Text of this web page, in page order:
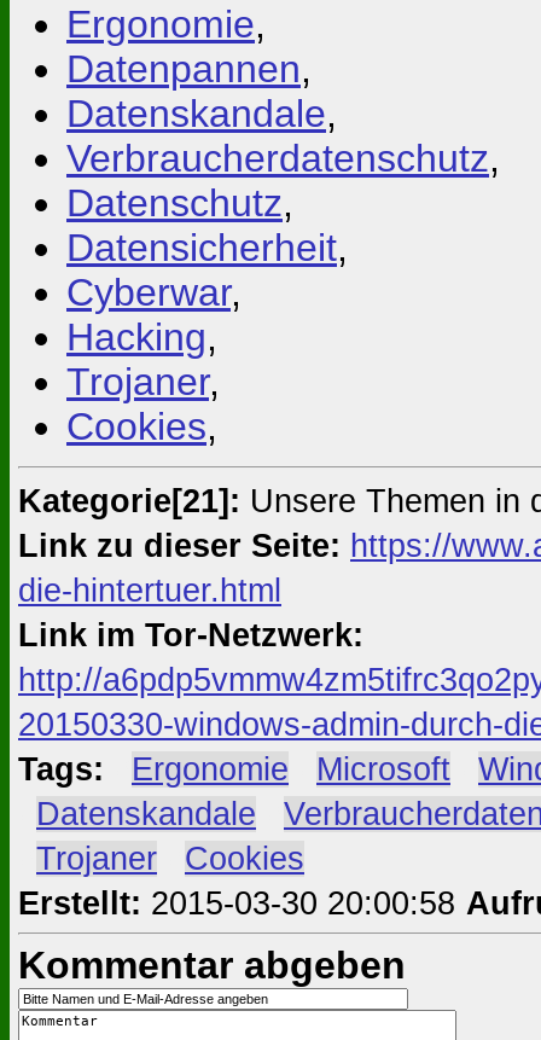
Ergonomie,
Datenpannen,
Datenskandale,
Verbraucherdatenschutz,
Datenschutz,
Datensicherheit,
Cyberwar,
Hacking,
Trojaner,
Cookies,
Kategorie[21]: Unsere Themen in
Link zu dieser Seite: https://
die-hintertuer.html
Link im Tor-Netzwerk:
http://
20150330-windows-admin-durch-
Tags:
Ergonomie Microsoft
Datenskandale
Trojaner
Cookies
Erstellt: 2015-03-30 20:00:58
Kommentar abgeben